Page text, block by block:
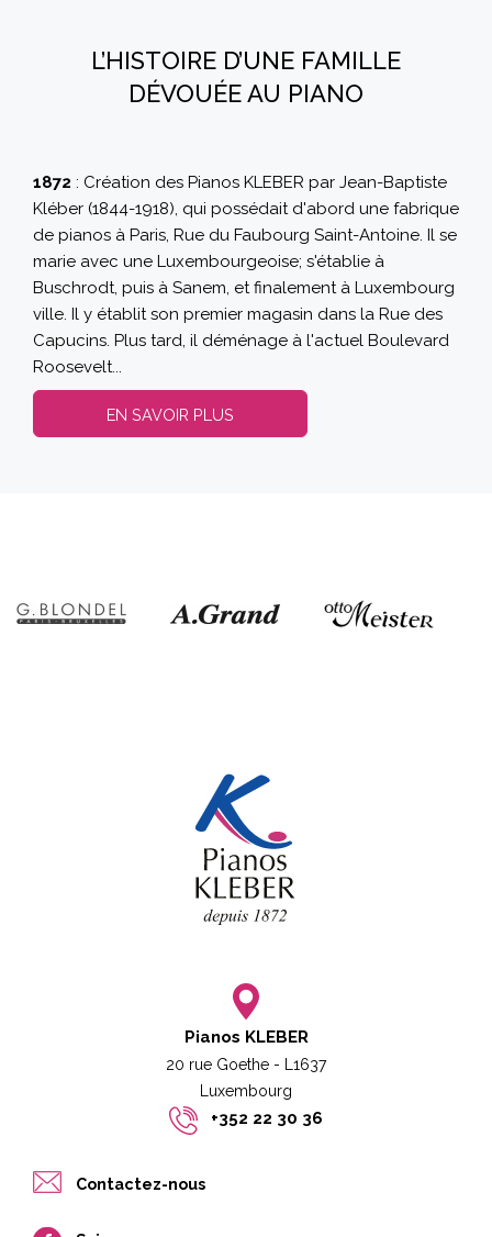
L’HISTOIRE D’UNE FAMILLE
DÉVOUÉE AU PIANO
1872 : Création des Pianos KLEBER par Jean-Baptiste
Kléber (1844-1918), qui possédait d'abord une fabrique
de pianos à Paris, Rue du Faubourg Saint-Antoine. Il se
marie avec une Luxembourgeoise; s'établie à
Buschrodt, puis à Sanem, et finalement à Luxembourg
ville. Il y établit son premier magasin dans la Rue des
Capucins. Plus tard, il déménage à l'actuel Boulevard
Roosevelt...
EN SAVOIR PLUS
Pianos KLEBER
20 rue Goethe - L1637
Luxembourg​​
+352 22 30 36
Contactez-nous